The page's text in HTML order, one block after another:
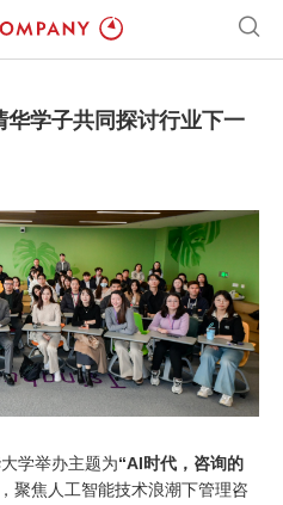
学子共同探讨行业下一
学举办主题为“AI时代，咨询的
聚焦人工智能技术浪潮下管理咨